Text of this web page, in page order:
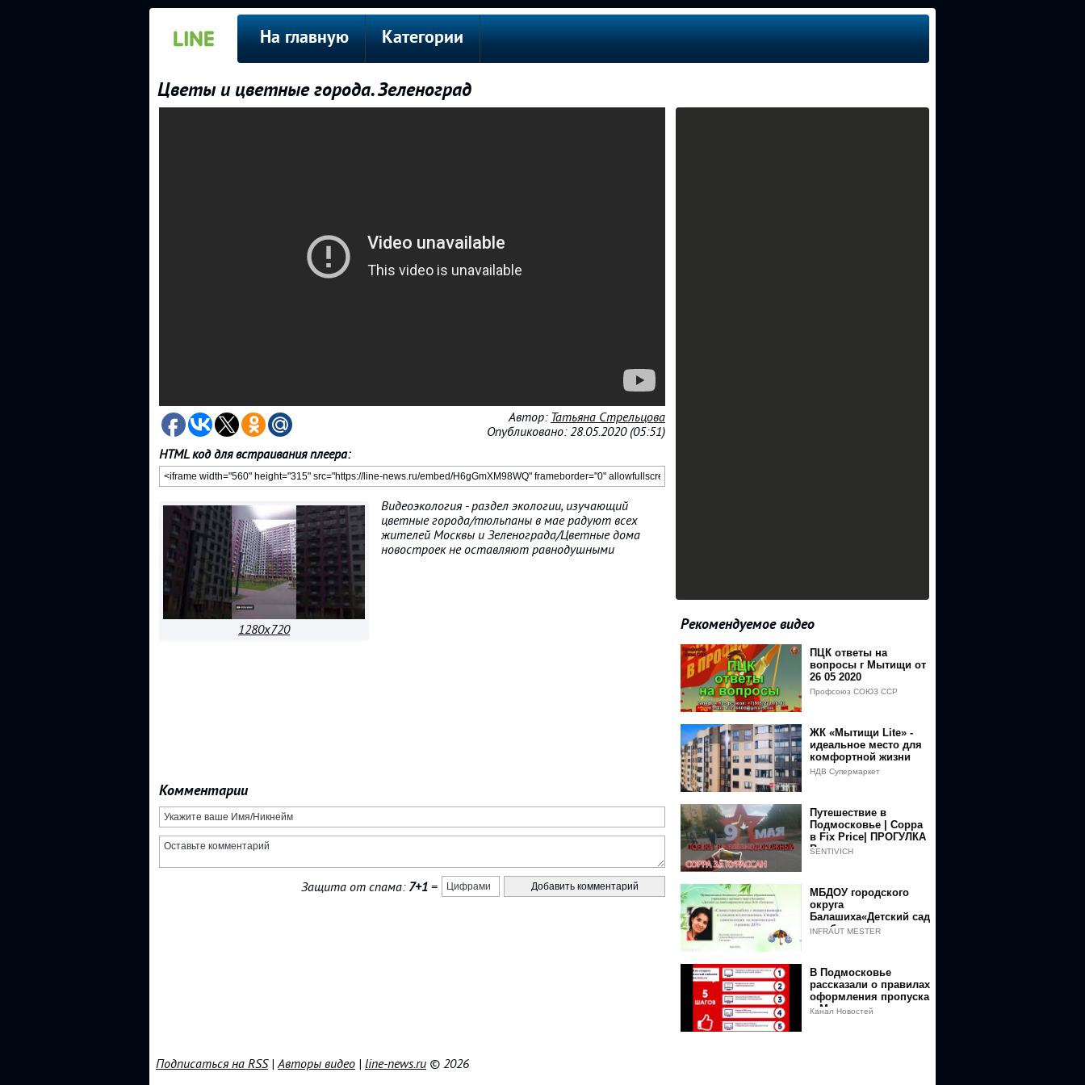
На главную Категории
Цветы и цветные города. Зеленоград
Автор: Татьяна Стрельцова
Опубликовано: 28.05.2020 (05:51)
HTML код для встраивания плеера:
1280x720
Видеоэкология - раздел экологии, изучающий
цветные города/тюльпаны в мае радуют всех
жителей Москвы и Зеленограда/Цветные дома
новостроек не оставляют равнодушными
Комментарии
Защита от спама: 7+1 =
Рекомендуемое видео
ПЦК ответы на
вопросы г Мытищи от
26 05 2020
Профсоюз СОЮЗ ССР
ЖК «Мытищи Lite» -
идеальное место для
комфортной жизни
НДВ Супермаркет
Путешествие в
Подмосковье | Сорра
в Fix Price| ПРОГУЛКА
В
SENTIVICH
МБДОУ городского
округа
Балашиха«Детский сад
комбинированного
INFRAUT MESTER
В Подмосковье
рассказали о правилах
оформления пропуска
в Москву
Канал Новостей
Подписаться на RSS|Авторы видео | line-news.ru © 2026